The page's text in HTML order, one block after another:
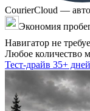
CourierCloud —
Экономия
Навигатор не
Любое количество
Тест-драйв 35+ дней